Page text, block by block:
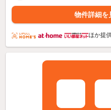
物件詳細を
ほか提